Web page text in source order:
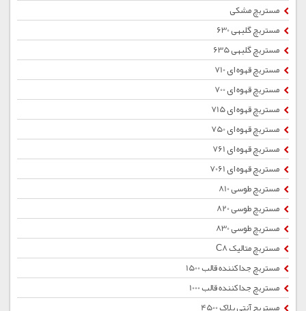
مستربچ مشکی
مستربچ گلبهی 630
مستربچ گلبهی 635
مستربچ قهوه ای 710
مستربچ قهوه ای 700
مستربچ قهوه ای 715
مستربچ قهوه ای 750
مستربچ قهوه ای 761
مستربچ قهوه ای 7061
مستربچ طوسی 810
مستربچ طوسی 820
مستربچ طوسی 830
مستربچ متالیک C8
مستربچ جداکننده قالب 1500
مستربچ جداکننده قالب 1000